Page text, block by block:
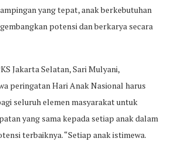
yang tepat, anak berkebutuhan
potensi dan berkarya secara
Jakarta Selatan, Sari Mulyani,
peringatan Hari Anak Nasional harus
seluruh elemen masyarakat untuk
yang sama kepada setiap anak dalam
terbaiknya. “Setiap anak istimewa.